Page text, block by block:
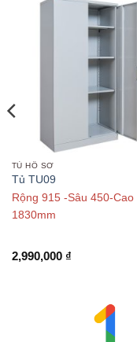
TỦ HỒ SƠ
Tủ TU09
Rộng 915 -Sâu 450-Cao
1830mm
2,990,000 ₫